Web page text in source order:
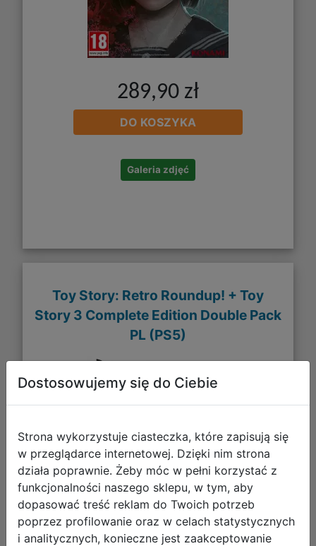
289,90 zł
DO KOSZYKA
Galeria zdjęć
Toy Story: Retro Roundup! + Toy
Story 3 Complete Edition Double Pack
PL (PS5)
Dostosowujemy się do Ciebie
Strona wykorzystuje ciasteczka, które zapisują się
w przeglądarce internetowej. Dzięki nim strona
działa poprawnie. Żeby móc w pełni korzystać z
funkcjonalności naszego sklepu, w tym, aby
dopasować treść reklam do Twoich potrzeb
poprzez profilowanie oraz w celach statystycznych
i analitycznych, konieczne jest zaakceptowanie